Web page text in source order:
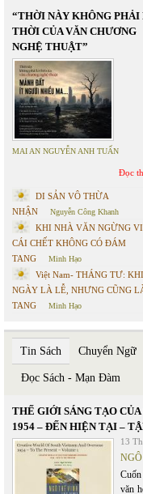
“THỜI NÀY KHÔNG PHẢI
THỜI CỦA VĂN CHƯƠNG
NGHỆ THUẬT”
MAI AN NGUYỄN ANH TUẤN
Đọc
DI SẢN VÔ THỪA
NHẬN
Nguyễn Công Khanh
KHI NHÀ VĂN NGỪNG
CÁI CHẾT KHÔNG CÓ ĐÁM
TANG
Minh Hạo
Việt Nam- THÁNG TƯ:
NGÀY LÀ LỄ, NHƯNG CŨNG
TANG
Minh Hạo
Tin Sách Chuyển Ngữ
Đọc Sách - Mạn Đàm
THẾ GIỚI SÁNG TẠO
1954 – ĐẾN HIỆN TẠI –
13
Cuốn
văn